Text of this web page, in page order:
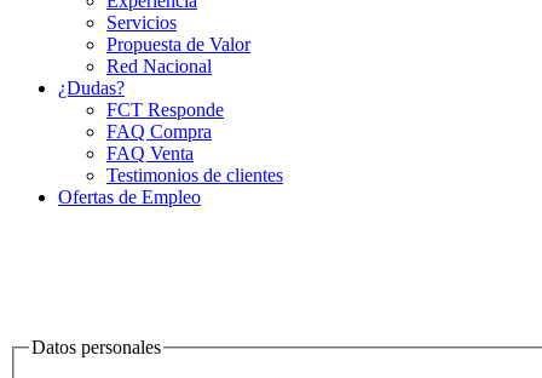
Servicios
Propuesta de Valor
Red Nacional
¿Dudas?
FCT Responde
FAQ Compra
FAQ Venta
Testimonios de clientes
Ofertas de Empleo
Datos personales